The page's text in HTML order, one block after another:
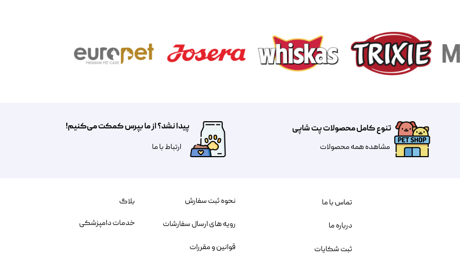
تنوع کامل محصولات پت شاپی
مشاهده همه محصولات
پیدا نشد؟ از ما بپرس کمکت می‌کنیم!
​​​ارتباط با ما
نحوه ثبت سفارش
رویه های ارسال سفارشات
قوانین و مقررات
تماس با ما
درباره ما
ثبت شکایات
بلاگ
خدمات دامپزشکی